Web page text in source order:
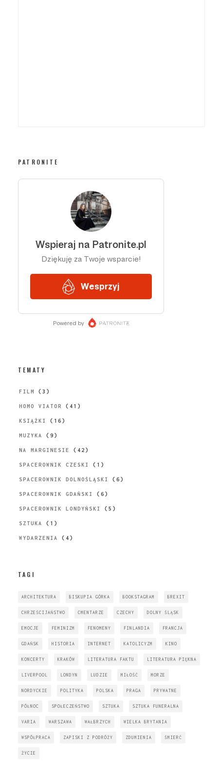
PATRONITE
TEMATY
FILM (3)
HOMO VIATOR (41)
KSIĄŻKI (16)
MUZYKA (9)
NA MARGINESIE (42)
SPACEROWNIK CZESKI (1)
SPACEROWNIK DOLNOŚLĄSKI (6)
SPACEROWNIK GDAŃSKI (6)
SPACEROWNIK LONDYŃSKI (5)
SZTUKA (1)
WYDARZENIA (4)
TAGI
ARCHITEKTURA BISKUPIA GÓRKA BOOKSTAGRAM BREXIT
CHRZEŚCIJAŃSTWO CMENTARZE CZECHY DOLNY ŚLĄSK
EMOCJE FEMINIZM FENOMENY FINLANDIA FRANCJA
GDAŃSK HISTORIA INTERNET KATOLICYZM KINO
KONCERTY KRAKÓW LITERATURA FAKTU LITERATURA PIĘKNA
LIVERPOOL LONDYN LUDZIE MIŁOŚĆ MORZE
NORDYCKIE POLITYKA POLSKA PRAGA PRYWATNE
PÓŁNOC SPOŁECZEŃSTWO SZTUKA SZTUKA FUNERALNA
VARIA WARSZAWA WAŁBRZYCH WIELKA BRYTANIA
WSPÓŁPRACA ZAPISKI Z PODRÓŻY ZDUMIENIA ŚMIERĆ
ŻYCIE